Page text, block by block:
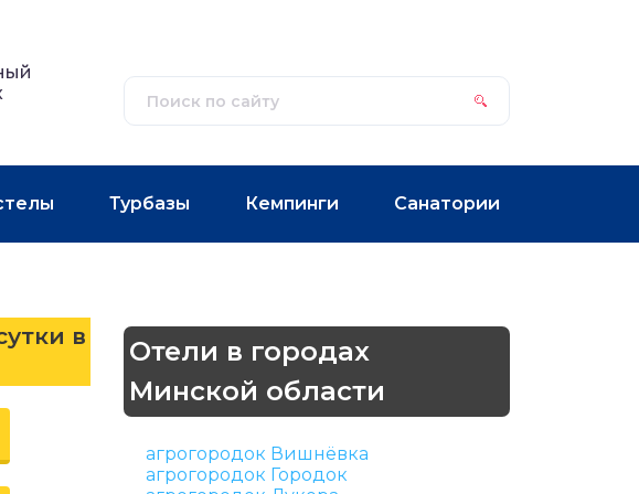
Турбазы Кемпинги Санатории
в
Отели в городах
Минской области
агрогородок Вишнёвка
агрогородок Городок